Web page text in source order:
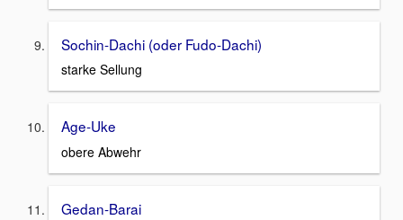
Sochin-Dachi (oder Fudo-Dachi)
starke Sellung
Age-Uke
obere Abwehr
Gedan-Barai